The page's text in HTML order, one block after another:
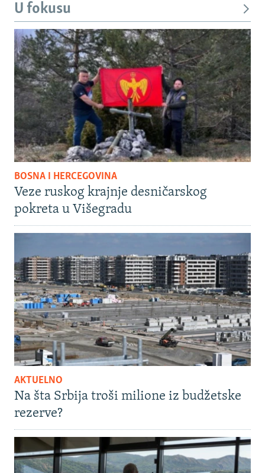
U fokusu
BOSNA I HERCEGOVINA
Veze ruskog krajnje desničarskog
pokreta u Višegradu
AKTUELNO
Na šta Srbija troši milione iz budžetske
rezerve?